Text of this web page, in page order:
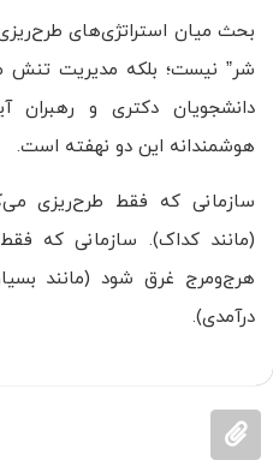
بحث میان استراتژی‌های
شر” نیست؛ بلکه مدیریت تنش
دانشجویان دکتری و رهبران
هوشمندانه این دو نهفته است.
سازمانی که فقط طرح‌ریزی
(مانند کداک). سازمانی که
هرج‌ومرج غرق شود (مانند
درآمدی).